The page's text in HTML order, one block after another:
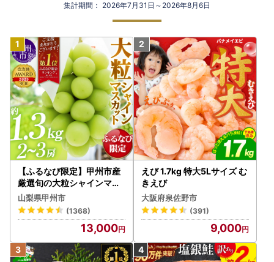
集計期間： 2026年7月31日～2026年8月6日
【ふるなび限定】甲州市産
厳選旬の大粒シャインマス
カット 約1.3kg 2～3房【2
026年発送】（MG）B12-
472 FN-Limited-VO シャ
インマスカット フルーツ
山梨県甲州市
(1368)
13,000
えび 1.7kg 特大5Lサイズ む
きえび
大阪府泉佐野市
(391)
9,000